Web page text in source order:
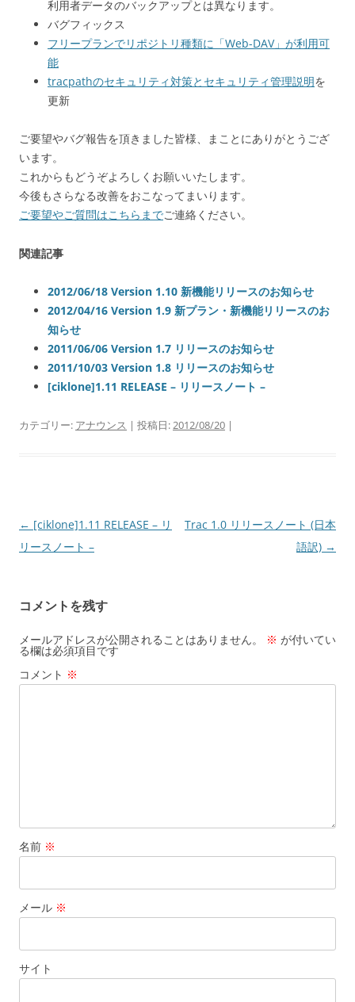
利用者データのバックアップとは異なります。
バグフィックス
フリープランでリポジトリ種類に「Web-DAV」が利用可
能
tracpathのセキュリティ対策とセキュリティ管理説明を
更新
ご要望やバグ報告を頂きました皆様、まことにありがとうござ
います。
これからもどうぞよろしくお願いいたします。
今後もさらなる改善をおこなってまいります。
ご要望やご質問はこちらまでご連絡ください。
関連記事
2012/06/18 Version 1.10 新機能リリースのお知らせ
2012/04/16 Version 1.9 新プラン・新機能リリースのお
知らせ
2011/06/06 Version 1.7 リリースのお知らせ
2011/10/03 Version 1.8 リリースのお知らせ
[ciklone]1.11 RELEASE – リリースノート –
カテゴリー: アナウンス | 投稿日:2012/08/20 |
投
稿
ゲ
ー
シ
ョ
← [ciklone]1.11 RELEASE – リ
リースノート –
Trac 1.0 リリースノート (日本
語訳) →
コメントを残す
メールアドレスが公開されることはありません。 ※ が付いてい
る欄は必須項目です
コメント ※
名前 ※
メール ※
サイト